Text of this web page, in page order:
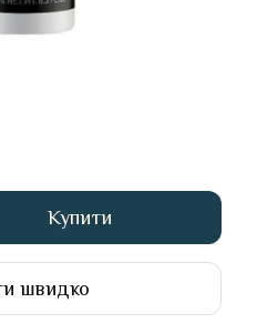
Купити
швидко